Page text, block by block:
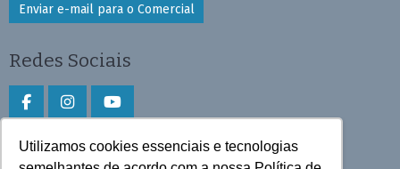
Utilizamos cookies essenciais e tecnologias
Enviar e-mail para o Comercial
Redes Sociais
Faça download do aplicativo